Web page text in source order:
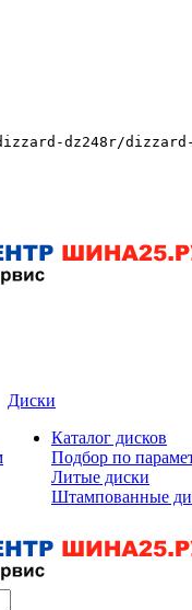
dz248r/
Диски
Каталог дисков
Подбор по
Литые диски
Штампованные